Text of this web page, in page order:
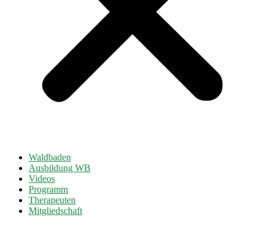
Waldbaden
Ausbildung WB
Videos
Programm
Therapeuten
Mitgliedschaft